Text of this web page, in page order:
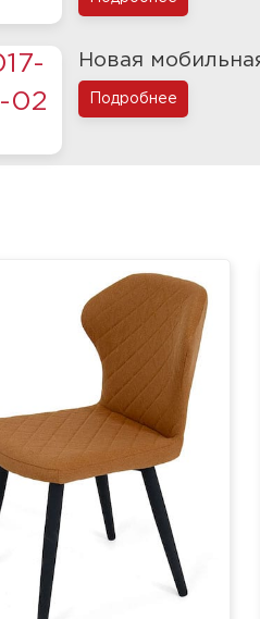
02
Новая
Подробнее